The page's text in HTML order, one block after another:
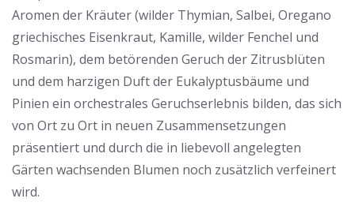
Aromen der Kräuter (wilder Thymian, Salbei, Oregano
griechisches Eisenkraut, Kamille, wilder Fenchel und
Rosmarin), dem betörenden Geruch der Zitrusblüten
und dem harzigen Duft der Eukalyptusbäume und
Pinien ein orchestrales Geruchserlebnis bilden, das sich
von Ort zu Ort in neuen Zusammensetzungen
präsentiert und durch die in liebevoll angelegten
Gärten wachsenden Blumen noch zusätzlich verfeinert
wird.